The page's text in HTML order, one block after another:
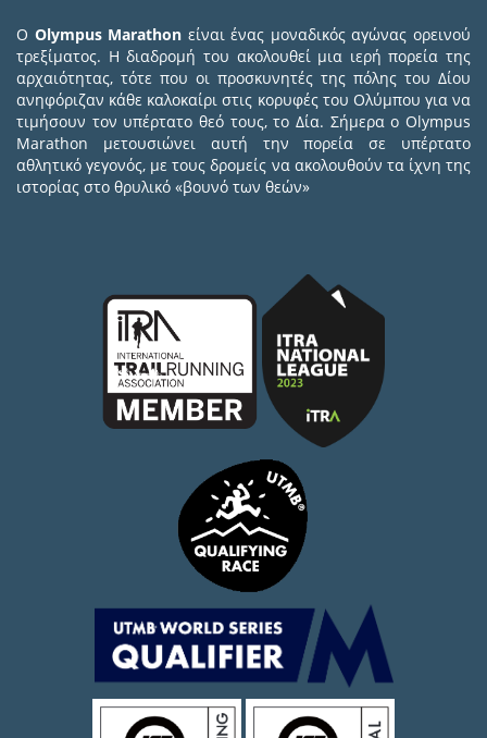
Ο Olympus Marathon είναι ένας μοναδικός αγώνας ορεινού
τρεξίματος. Η διαδρομή του ακολουθεί μια ιερή πορεία της
αρχαιότητας, τότε που οι προσκυνητές της πόλης του Δίου
ανηφόριζαν κάθε καλοκαίρι στις κορυφές του Ολύμπου για να
τιμήσουν τον υπέρτατο θεό τους, το Δία. Σήμερα ο Olympus
Marathon μετουσιώνει αυτή την πορεία σε υπέρτατο
αθλητικό γεγονός, με τους δρομείς να ακολουθούν τα ίχνη της
ιστορίας στο θρυλικό «βουνό των θεών»